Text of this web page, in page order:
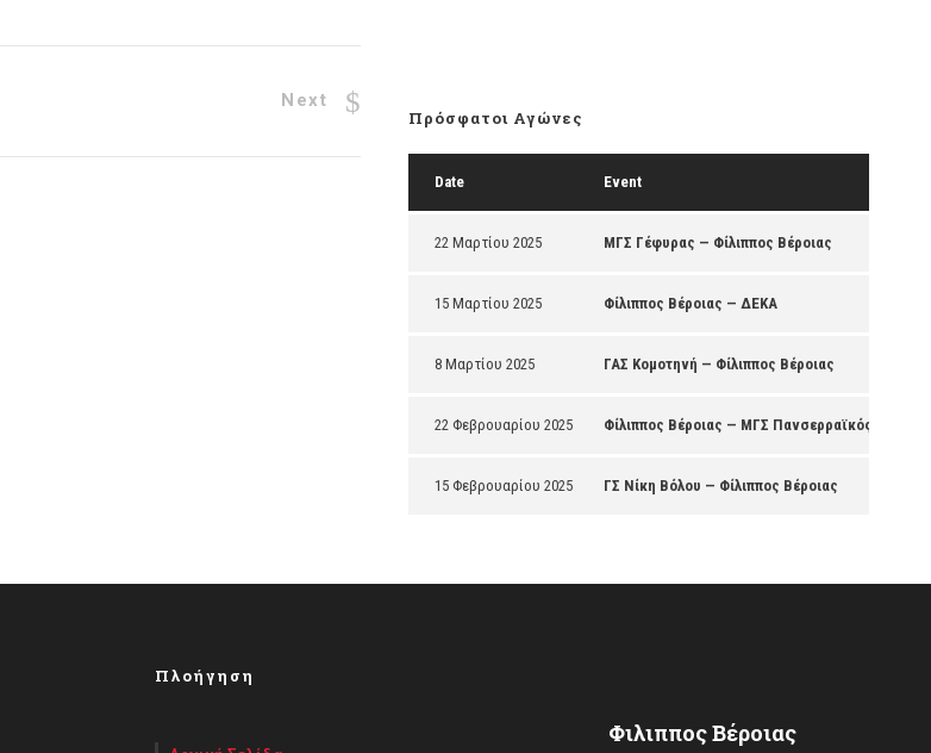
Next
Πρόσφατοι Αγώνες
Date Event
22 Μαρτίου 2025 ΜΓΣ Γέφυρας — Φίλιππος Βέροιας
15 Μαρτίου 2025 Φίλιππος Βέροιας — ΔΕΚΑ
8 Μαρτίου 2025 ΓΑΣ Κομοτηνή — Φίλιππος Βέροιας
22 Φεβρουαρίου 2025 Φίλιππος Βέροιας — ΜΓΣ Πανσερραϊκός
15 Φεβρουαρίου 2025 ΓΣ Νίκη Βόλου — Φίλιππος Βέροιας
Πλοήγηση
Φιλιππος Βέροιας